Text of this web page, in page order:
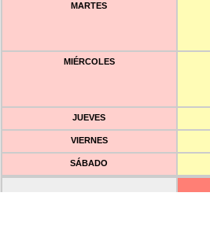
MARTES
MIÉRCOLES
JUEVES
VIERNES
SÁBADO